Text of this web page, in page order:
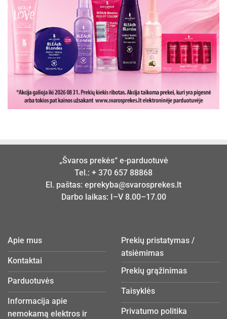
„Švaros prekės“ e-parduotuvė
Tel.: + 370 657 88868
El. paštas: eprekyba@svarosprekes.lt
Darbo laikas: I–V 8.00–17.00
Apie mus
Kontaktai
Parduotuvės
Informacija apie
nemokamą elektros ir
Prekių pristatymas /
atsiėmimas
Prekių grąžinimas
Taisyklės
Privatumo politika